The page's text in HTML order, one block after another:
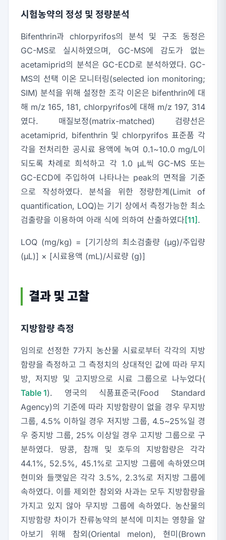
시험농약의 정성 및 정량분석
Bifenthrin과 chlorpyrifos의 분석 및 구조 동정은
GC-MS로 실시하였으며, GC-MS에 감도가 없는
acetamiprid의 분석은 GC-ECD로 분석하였다. GC-
MS의 선택 이온 모니터링(selected ion monitoring;
SIM) 분석을 위해 설정한 조각 이온은 bifenthrin에 대
해 m/z 165, 181, chlorpyrifos에 대해 m/z 197, 314
였다. 매질보정(matrix-matched) 검량선은
acetamiprid, bifenthrin 및 chlorpyrifos 표준품 각
각을 전처리한 공시료 용액에 녹여 0.1~10.0 mg/L이
되도록 차례로 희석하고 각 1.0 μL씩 GC-MS 또는
GC-ECD에 주입하여 나타나는 peak의 면적을 기준
으로 작성하였다. 분석을 위한 정량한계(Limit of
quantification, LOQ)는 기기 상에서 측정가능한 최소
검출량을 이용하여 아래 식에 의하여 산출하였다[11] .
LOQ (mg/kg) = [기기상의 최소검출량 (μg)/주입량
(μL)] × [시료용액 (mL)/시료량 (g)]
결과 및 고찰
지방함량 측정
임의로 선정한 7가지 농산물 시료로부터 각각의 지방
함량을 측정하고 그 측정치의 상대적인 값에 따라 무지
방, 저지방 및 고지방으로 시료 그룹으로 나누었다(
Table 1). 영국의 식품표준국(Food Standard
Agency)의 기준에 따라 지방함량이 없을 경우 무지방
그룹, 4.5% 이하일 경우 저지방 그룹, 4.5~25%일 경
우 중지방 그룹, 25% 이상일 경우 고지방 그룹으로 구
분하였다. 땅콩, 참깨 및 호두의 지방함량은 각각
44.1%, 52.5%, 45.1%로 고지방 그룹에 속하였으며
현미와 들깻잎은 각각 3.5%, 2.3%로 저지방 그룹에
속하였다. 이를 제외한 참외와 사과는 모두 지방함량을
가지고 있지 않아 무지방 그룹에 속하였다. 농산물의
지방함량 차이가 잔류농약의 분석에 미치는 영향을 알
아보기 위해 참외(Oriental melon), 현미(Brown